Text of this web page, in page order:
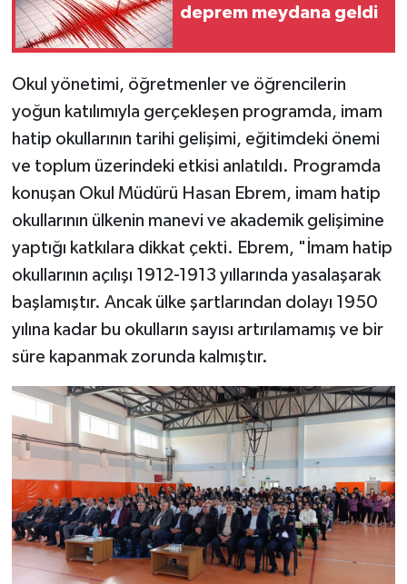
deprem meydana geldi
Okul yönetimi, öğretmenler ve öğrencilerin
yoğun katılımıyla gerçekleşen programda, imam
hatip okullarının tarihi gelişimi, eğitimdeki önemi
ve toplum üzerindeki etkisi anlatıldı. Programda
konuşan Okul Müdürü Hasan Ebrem, imam hatip
okullarının ülkenin manevi ve akademik gelişimine
yaptığı katkılara dikkat çekti. Ebrem, "İmam hatip
okullarının açılışı 1912-1913 yıllarında yasalaşarak
başlamıştır. Ancak ülke şartlarından dolayı 1950
yılına kadar bu okulların sayısı artırılamamış ve bir
süre kapanmak zorunda kalmıştır.